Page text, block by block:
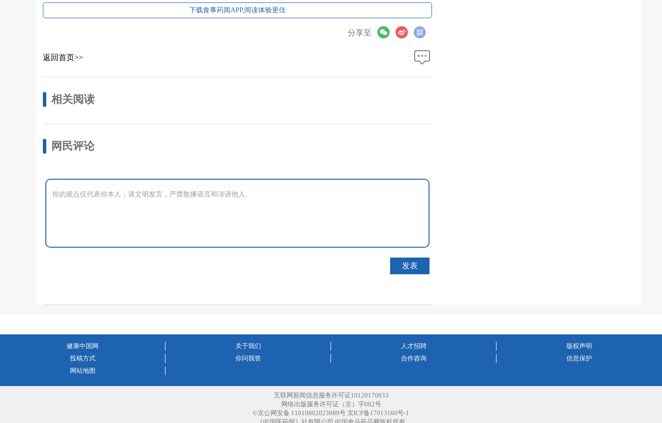
下载食事药闻APP,阅读体验更佳
分享至
返回首页>>
相关阅读
网民评论
健康中国网 关于我们 人才招聘
版权声明
投稿方式
你问我答 合作咨询
信息保护
网站地图
互联网新闻信息服务许可证10120170033
网络出版服务许可证（京）字082号
©京公网安备 11010802023089号 京ICP备17013160号-1